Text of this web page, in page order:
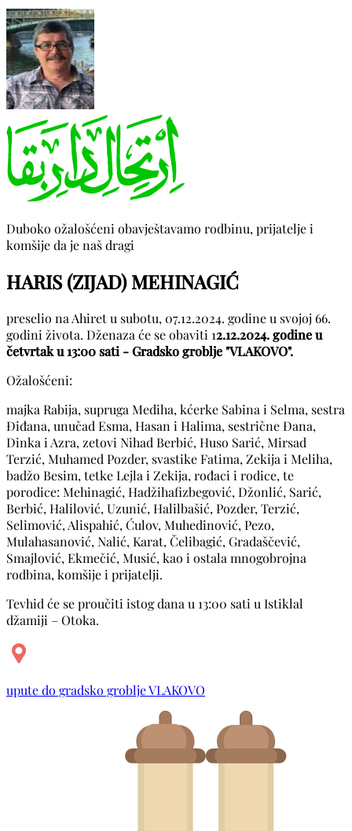
Duboko ožalošćeni obavještavamo rodbinu, prijatelje i
komšije da je naš dragi
HARIS (ZIJAD) MEHINAGIĆ
preselio na Ahiret u subotu, 07.12.2024. godine u svojoj 66.
godini života. Dženaza će se obaviti 12.12.2024. godine u
četvrtak u 13:00 sati - Gradsko groblje "VLAKOVO".
Ožalošćeni:
majka Rabija, supruga Mediha, kćerke Sabina i Selma, sestra
Điđana, unučad Esma, Hasan i Halima, sestrične Đana,
Dinka i Azra, zetovi Nihad Berbić, Huso Sarić, Mirsad
Terzić, Muhamed Pozder, svastike Fatima, Zekija i Meliha,
badžo Besim, tetke Lejla i Zekija, rođaci i rodice, te
porodice: Mehinagić, Hadžihafizbegović, Džonlić, Sarić,
Berbić, Halilović, Uzunić, Halilbašić, Pozder, Terzić,
Selimović, Alispahić, Ćulov, Muhedinović, Pezo,
Mulahasanović, Nalić, Karat, Čelibagić, Gradaščević,
Smajlović, Ekmečić, Musić, kao i ostala mnogobrojna
rodbina, komšije i prijatelji.
Tevhid će se proučiti istog dana u 13:00 sati u Istiklal
džamiji – Otoka.
upute do gradsko groblje VLAKOVO